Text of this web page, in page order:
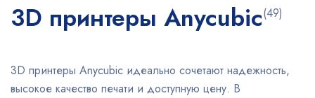
3D принтеры Anycubic(49)
3D принтеры Anycubic идеально сочетают надежность,
высокое качество печати и доступную цену. В